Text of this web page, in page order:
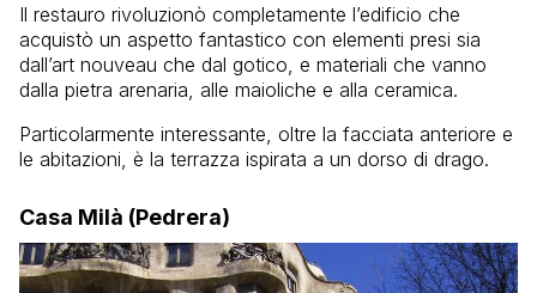
Il restauro rivoluzionò completamente l’edificio che
acquistò un aspetto fantastico con elementi presi sia
dall’art nouveau che dal gotico, e materiali che vanno
dalla pietra arenaria, alle maioliche e alla ceramica.
Particolarmente interessante, oltre la facciata anteriore e
le abitazioni, è la terrazza ispirata a un dorso di drago.
Casa Milà (Pedrera)